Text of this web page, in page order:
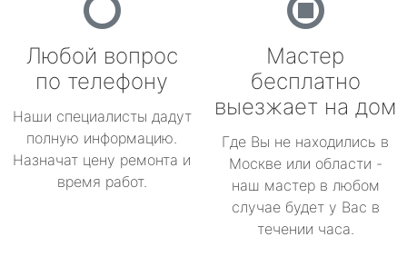
Любой вопрос
по телефону
Наши специалисты дадут
полную информацию.
Назначат цену ремонта и
время работ.
Мастер
бесплатно
выезжает на дом
Где Вы не находились в
Москве или области -
наш мастер в любом
случае будет у Вас в
течении часа.